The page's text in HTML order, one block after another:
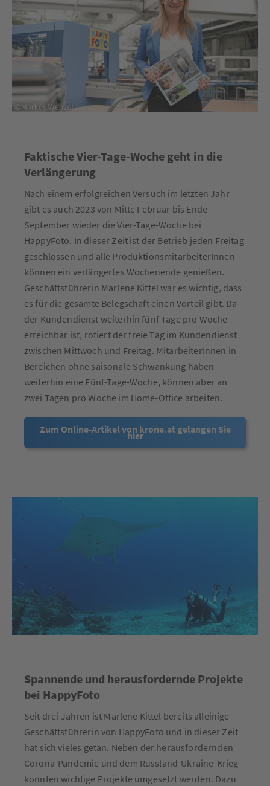
Faktische Vier-Tage-Woche geht in die
Verlängerung
Nach einem erfolgreichen Versuch im letzten Jahr
gibt es auch 2023 von Mitte Februar bis Ende
September wieder die Vier-Tage-Woche bei
HappyFoto. In dieser Zeit ist der Betrieb jeden Freitag
geschlossen und alle ProduktionsmitarbeiterInnen
können ein verlängertes Wochenende genießen.
Geschäftsführerin Marlene Kittel war es wichtig, dass
es für die gesamte Belegschaft einen Vorteil gibt. Da
der Kundendienst weiterhin fünf Tage pro Woche
erreichbar ist, rotiert der freie Tag im Kundendienst
zwischen Mittwoch und Freitag. MitarbeiterInnen in
Bereichen ohne saisonale Schwankung haben
weiterhin eine Fünf-Tage-Woche, können aber an
zwei Tagen pro Woche im Home-Office arbeiten.
Zum Online-Artikel von krone.at gelangen Sie
hier
Spannende und herausfordernde Projekte
bei HappyFoto
Seit drei Jahren ist Marlene Kittel bereits alleinige
Geschäftsführerin von HappyFoto und in dieser Zeit
hat sich vieles getan. Neben der herausfordernden
Corona-Pandemie und dem Russland-Ukraine-Krieg
konnten wichtige Projekte umgesetzt werden. Dazu